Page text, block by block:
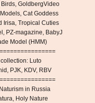
Birds, GoldbergVideo
Cat Goddess
Irisa, Tropical Cuties
PZ-magazine, BabyJ
Model (HMM)
Luto
PJK, KDV, RBV
in Russia
Holy Nature